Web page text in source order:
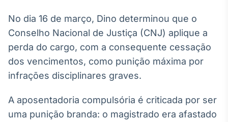
Broadcast
Datafeed
APIs para
integração de
conteúdos e
dados
Broadcast
Ticker
No dia 16 de março, Dino determinou que o
Conselho Nacional de Justiça (CNJ) aplique a
perda do cargo, com a consequente cessação
dos vencimentos, como punição máxima por
infrações disciplinares graves.
A aposentadoria compulsória é criticada por ser
uma punição branda: o magistrado era afastado